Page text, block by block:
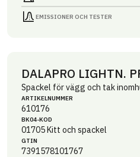
EMISSIONER OCH TESTER
DALAPRO LIGHTN.
Spackel för vägg och tak
ARTIKEL­NUMMER
610176
BK04-KOD
01705Kitt och spackel
GTIN
7391578101767